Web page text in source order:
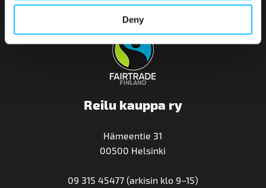
Deny
Reilu kauppa ry
Hämeentie 31
00500 Helsinki
09 315 45477 (arkisin klo 9–15)